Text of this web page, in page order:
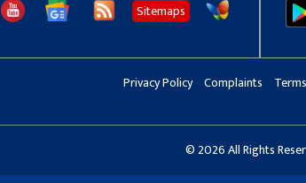
Sitemaps
Privacy Policy Complaints
© 2026 All Rights